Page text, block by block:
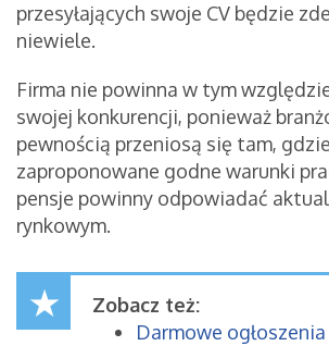
przesyłających swoje CV będzie
niewiele.
Firma nie powinna w tym
swojej konkurencji, ponieważ
pewnością przeniosą się tam,
zaproponowane godne warunki
pensje powinny odpowiadać
rynkowym.
Zobacz też:
Darmowe